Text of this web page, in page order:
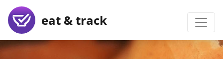
eat & track